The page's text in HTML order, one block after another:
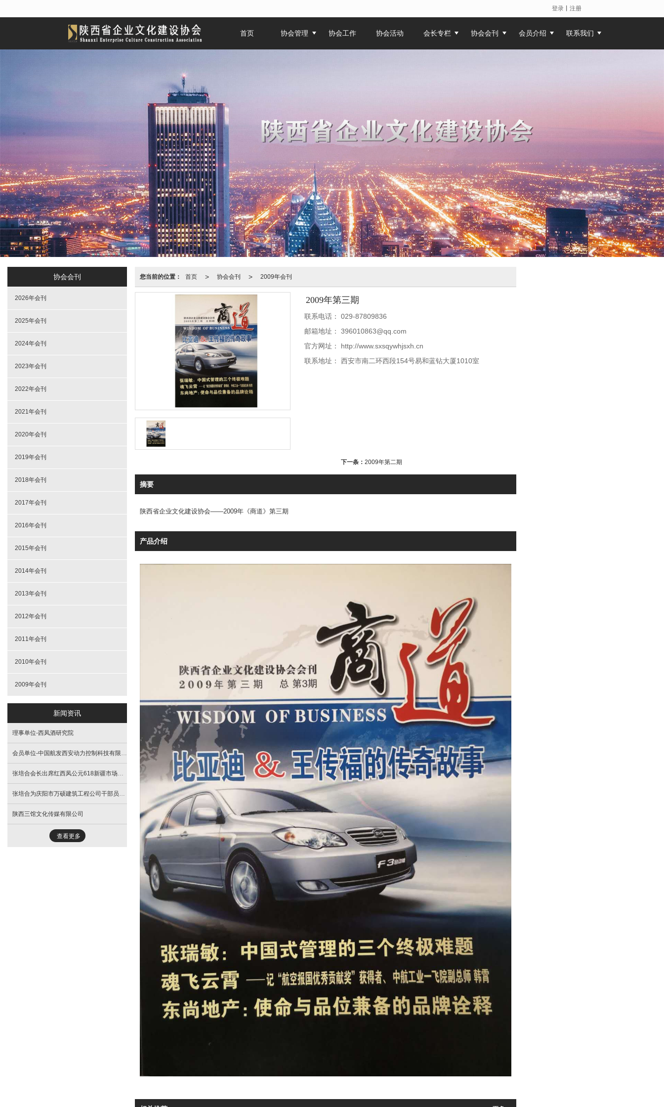
登录 注册
首页 协会管理 协会工作 协会活动 会长专栏 协会会刊 会员介绍 联系我们
您当前的位置： 首页 > 协会会刊 > 2009年会刊
2009年第三期
联系电话：
029-87809836
邮箱地址：
396010863@qq.com
官方网址：
http://www.sxsqywhjsxh.cn
联系地址：
西安市南二环西段154号易和蓝钻大厦1010室
下一条： 2009年第二期
摘要
陕西省企业文化建设协会——2009年《商道》第三期
产品介绍
协会会刊
2026年会刊
2025年会刊
2024年会刊
2023年会刊
2022年会刊
2021年会刊
2020年会刊
2019年会刊
2018年会刊
2017年会刊
2016年会刊
2015年会刊
2014年会刊
2013年会刊
2012年会刊
2011年会刊
2010年会刊
2009年会刊
新闻资讯
理事单位-西凤酒研究院
会员单位-中国航发西安动力控制科技有限公司
张培合会长出席红西凤公元618新疆市场启动大会
张培合为庆阳市万硕建筑工程公司干部员工进行文化培训
陕西三馆文化传媒有限公司
查看更多